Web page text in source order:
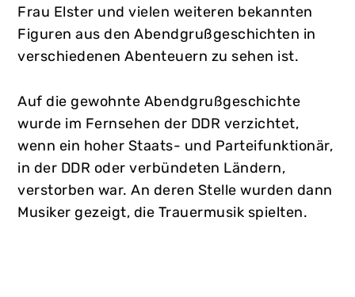
Frau Elster und vielen weiteren bekannten
Figuren aus den Abendgrußgeschichten in
verschiedenen Abenteuern zu sehen ist.
Auf die gewohnte Abendgrußgeschichte
wurde im Fernsehen der DDR verzichtet,
wenn ein hoher Staats- und Parteifunktionär,
in der DDR oder verbündeten Ländern,
verstorben war. An deren Stelle wurden dann
Musiker gezeigt, die Trauermusik spielten.